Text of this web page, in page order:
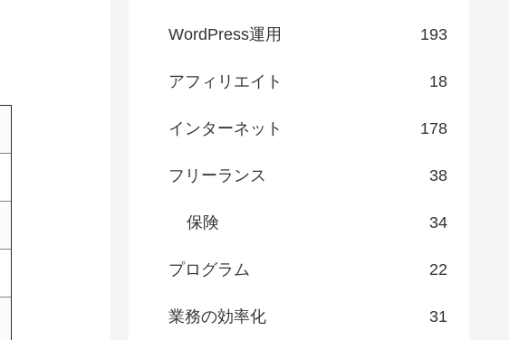
WordPress運用 193
アフィリエイト 18
インターネット 178
フリーランス 38
保険 34
プログラム 22
業務の効率化 31